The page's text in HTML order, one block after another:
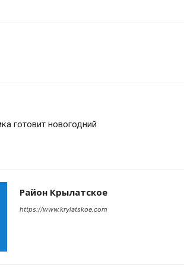
готовит новогодний
Район Крылатское
https://www.krylatskoe.com